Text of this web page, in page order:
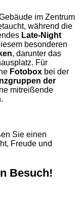
im Zentrum
während die
Late-Night
besonderen
, darunter das
Für
Fotobox bei der
der
mitreißende
Sie einen
Freude und
Besuch!